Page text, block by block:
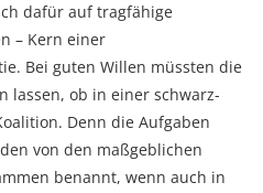
dafür auf tragfähige
– Kern einer
Bei guten Willen müssten die
lassen, ob in einer schwarz-
Denn die Aufgaben
von den maßgeblichen
benannt, wenn auch in